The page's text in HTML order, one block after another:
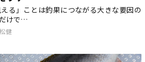
る」ことは釣果につながる大きな要因の
けで…
健